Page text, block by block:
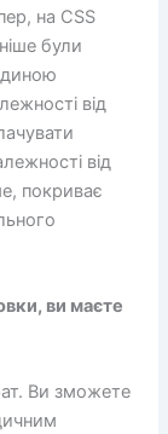
на CSS
були
від
від
покриває
ви маєте
Ви зможете